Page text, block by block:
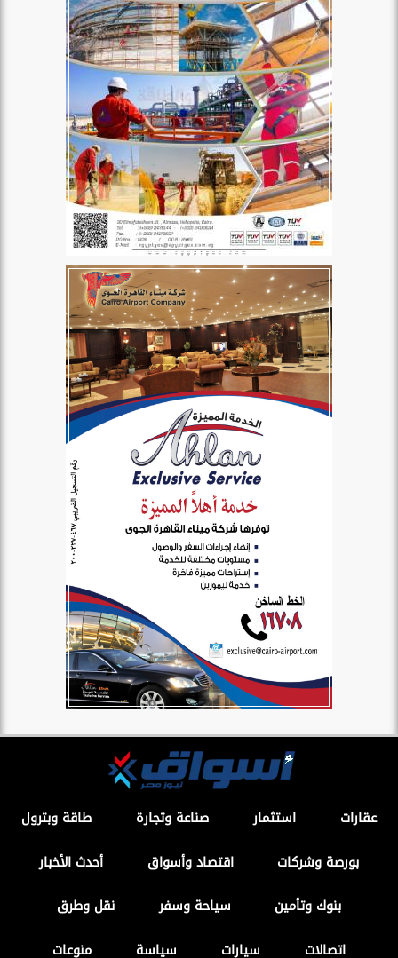
عقارات استثمار صناعة وتجارة
طاقة وبترول
بورصة وشركات
اقتصاد وأسواق
أحدث الأخبار
بنوك وتأمين
سياحة وسفر
نقل وطرق
اتصالات
سيارات سياسة منوعات